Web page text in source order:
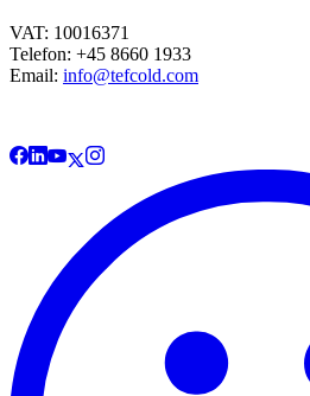
VAT: 10016371
Telefon: +45 8660 1933
Email: info@tefcold.com